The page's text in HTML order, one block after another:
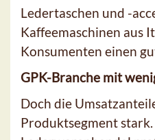
Ledertaschen und -
Kaffeemaschinen aus
Konsumenten einen
GPK-Branche mit
Doch die
Produktsegment